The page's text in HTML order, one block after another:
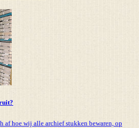
af hoe wij alle archief stukken bewaren, op